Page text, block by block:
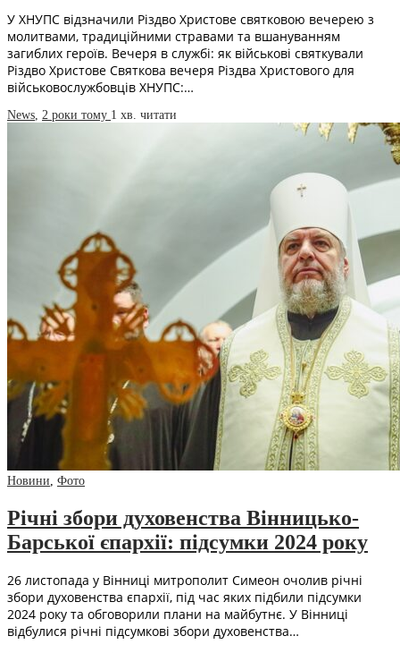
У ХНУПС відзначили Різдво Христове святковою вечерею з
молитвами, традиційними стравами та вшануванням
загиблих героїв. Вечеря в службі: як військові святкували
Різдво Христове Святкова вечеря Різдва Христового для
військовослужбовців ХНУПС:…
News 2 роки тому 1 хв. читати
Новини Фото
Річні збори духовенства Вінницько-
Барської єпархії: підсумки 2024 року
26 листопада у Вінниці митрополит Симеон очолив річні
збори духовенства єпархії, під час яких підбили підсумки
2024 року та обговорили плани на майбутнє. У Вінниці
відбулися річні підсумкові збори духовенства…